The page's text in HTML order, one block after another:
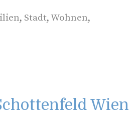
, Stadt,Wohnen,
Wien